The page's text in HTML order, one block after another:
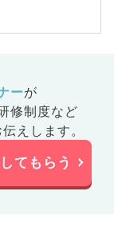
ーが
修制度など
えします。
てもらう